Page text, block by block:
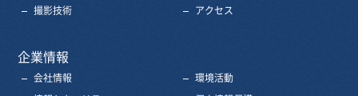
撮影技術
アクセス
企業情報
会社情報
環境活動